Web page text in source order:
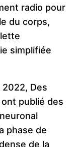
radio pour
du corps,
simplifiée
2022, Des
publié des
phase de
de la